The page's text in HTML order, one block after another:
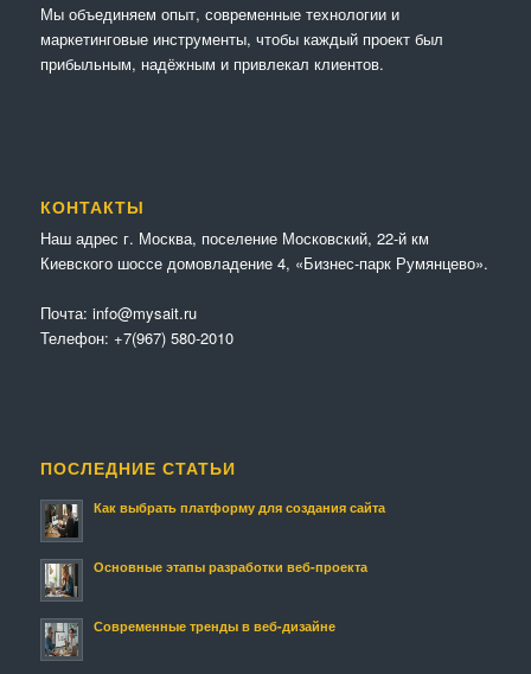
Мы объединяем опыт, современные технологии и
маркетинговые инструменты, чтобы каждый проект был
прибыльным, надёжным и привлекал клиентов.
КОНТАКТЫ
Наш адрес г. Москва, поселение Московский, 22-й км
Киевского шоссе домовладение 4, «Бизнес-парк Румянцево».
Почта: info@mysait.ru
Телефон: +7(967) 580-2010
ПОСЛЕДНИЕ СТАТЬИ
Как выбрать платформу для создания сайта
Основные этапы разработки веб-проекта
Современные тренды в веб-дизайне